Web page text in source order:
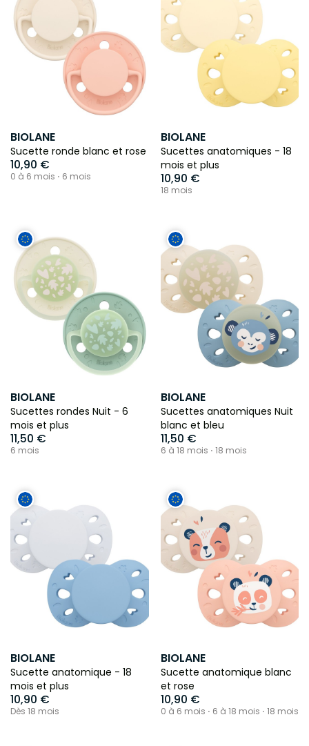
BIOLANE
Sucette ronde blanc et rose
10,90 €
0 à 6 mois ⋅ 6 mois
BIOLANE
Sucettes anatomiques - 18
mois et plus
10,90 €
18 mois
BIOLANE
Sucettes rondes Nuit - 6
mois et plus
11,50 €
6 mois
BIOLANE
Sucettes anatomiques Nuit
blanc et bleu
11,50 €
6 à 18 mois ⋅ 18 mois
BIOLANE
Sucette anatomique - 18
mois et plus
10,90 €
Dès 18 mois
BIOLANE
Sucette anatomique blanc
et rose
10,90 €
0 à 6 mois ⋅ 6 à 18 mois ⋅ 18 mois